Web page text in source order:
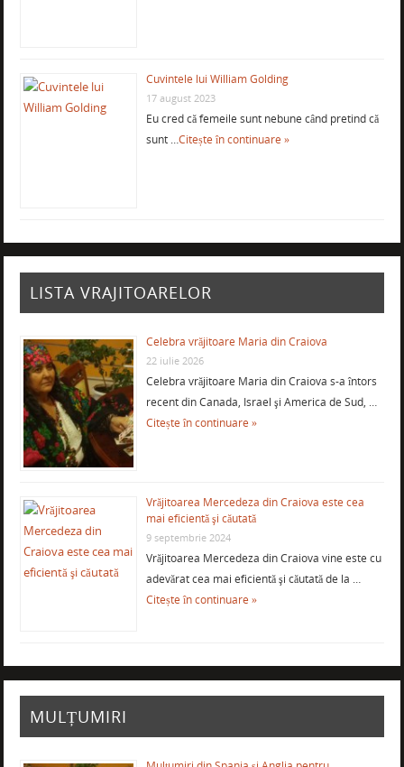
Cuvintele lui William Golding
17 august 2023
Eu cred că femeile sunt nebune când pretind că
sunt …Citește în continuare »
LISTA VRAJITOARELOR
Celebra vrăjitoare Maria din Craiova
22 iulie 2026
Celebra vrăjitoare Maria din Craiova s-a întors
recent din Canada, Israel şi America de Sud, …
Citește în continuare »
Vrăjitoarea Mercedeza din Craiova este cea
mai eficientă şi căutată
9 septembrie 2024
Vrăjitoarea Mercedeza din Craiova vine este cu
adevărat cea mai eficientă şi căutată de la …
Citește în continuare »
MULȚUMIRI